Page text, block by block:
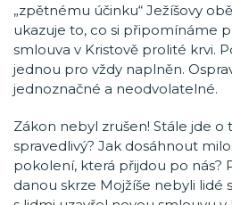
„zpětnému účinku“ Ježíšovy
ukazuje to, co si připomínáme
smlouva v Kristově prolité krvi.
jednou pro vždy naplněn.
jednoznačné a neodvolatelné.
Zákon nebyl zrušen! Stále jde o
spravedlivý? Jak dosáhnout
pokolení, která přijdou po nás?
danou skrze Mojžíše nebyli lidé